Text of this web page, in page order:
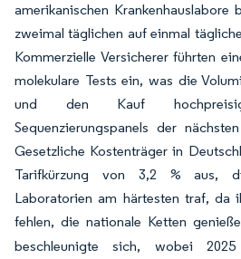
amerikanischen Krankenhauslabore
zweimal täglichen auf einmal
Kommerzielle Versicherer führten
molekulare Tests ein, was die
und den Kauf
Sequenzierungspanels der
Gesetzliche Kostenträger in
Tarifkürzung von 3,2 % aus,
Laboratorien am härtesten traf, da
fehlen, die nationale Ketten
beschleunigte sich, wobei 2025